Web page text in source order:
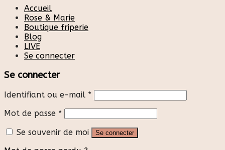
Accueil
Rose & Marie
Boutique friperie
Blog
LIVE
Se connecter
Se connecter
Identifiant ou e-mail *
Mot de passe *
Se souvenir de moi
Se connecter